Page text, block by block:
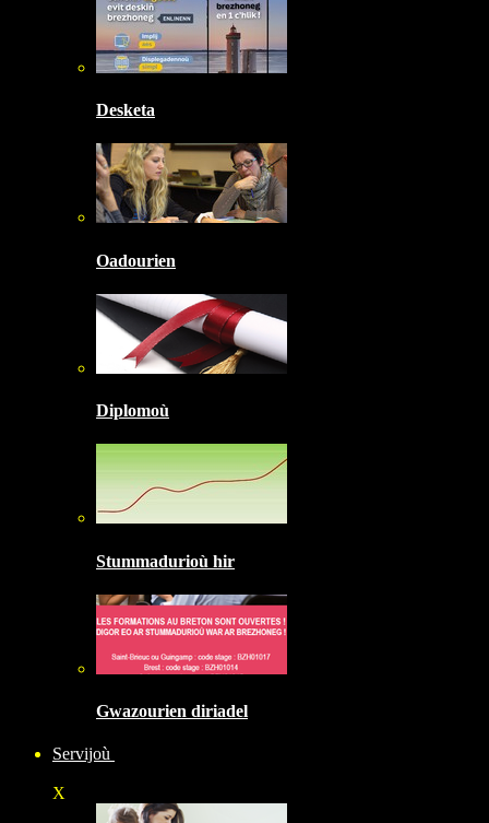
Desketa
Oadourien
Diplomoù
Stummadurioù hir
Gwazourien diriadel
Servijoù
X